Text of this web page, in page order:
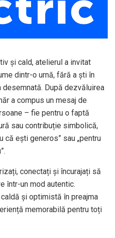
și cald, atelierul a invitat
dintr-o urnă, fără a ști în
După dezvăluirea
a compus un mesaj de
– fie pentru o faptă
sau contribuție simbolică,
că ești generos” sau „pentru
conectați și încurajați să
într-un mod autentic.
și optimistă în preajma
memorabilă pentru toți